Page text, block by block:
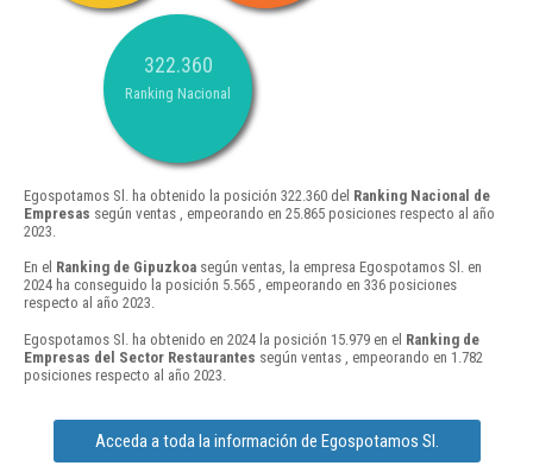
322.360
Ranking Nacional
Egospotamos Sl. ha obtenido la posición 322.360 del Ranking Nacional de
Empresas según ventas , empeorando en 25.865 posiciones respecto al año
2023.
En el Ranking de Gipuzkoa según ventas, la empresa Egospotamos Sl. en
2024 ha conseguido la posición 5.565 , empeorando en 336 posiciones
respecto al año 2023.
Egospotamos Sl. ha obtenido en 2024 la posición 15.979 en el Ranking de
Empresas del Sector Restaurantes según ventas , empeorando en 1.782
posiciones respecto al año 2023.
Acceda a toda la información de Egospotamos Sl.